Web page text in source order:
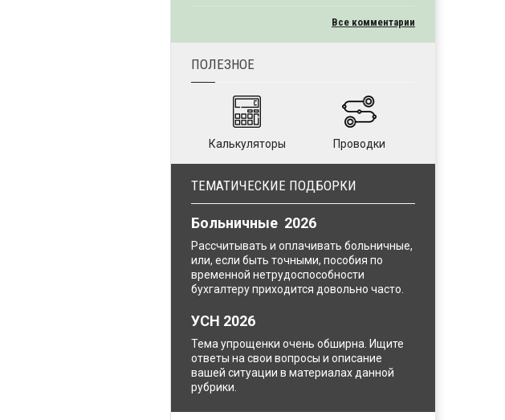
Все комментарии
ПОЛЕЗНОЕ
Калькуляторы Проводки
ТЕМАТИЧЕСКИЕ ПОДБОРКИ
Больничные 2026
Рассчитывать и оплачивать больничные,
или, если быть точными, пособия по
временной нетрудоспособности
бухгалтеру приходится довольно часто.
УСН 2026
Тема упрощенки очень обширна. Ищите
ответы на свои вопросы и описание
вашей ситуации в материалах данной
рубрики.